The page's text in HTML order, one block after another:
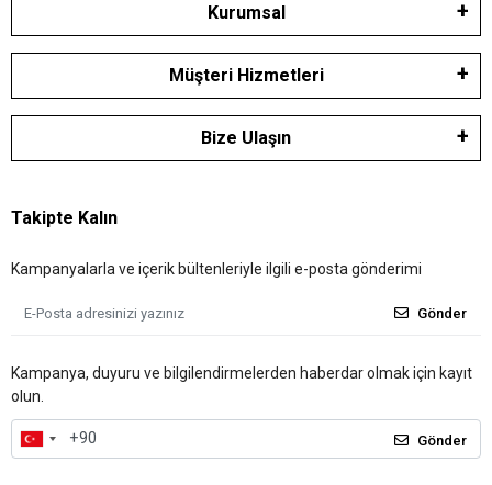
Kurumsal
Müşteri Hizmetleri
Bize Ulaşın
Takipte Kalın
Kampanyalarla ve içerik bültenleriyle ilgili e-posta gönderimi
Gönder
Kampanya, duyuru ve bilgilendirmelerden haberdar olmak için kayıt
olun.
Gönder